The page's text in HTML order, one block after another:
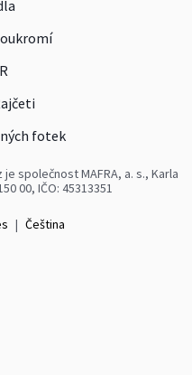
fotek
společnost MAFRA, a. s., Karla
00, IČO: 45313351
| Čeština